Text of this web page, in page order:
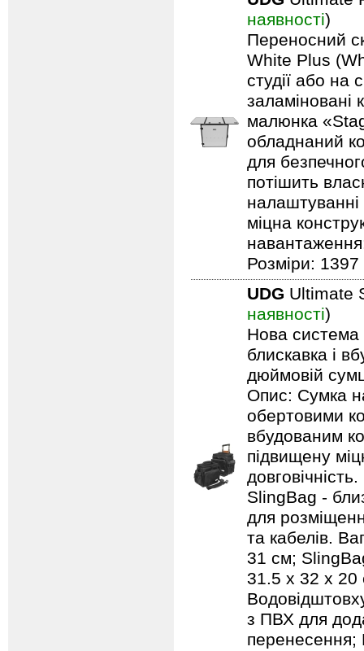
наявності)
Переносний
White Plus
студії або на
заламіновані
малюнка
обладнаний
для
потішить
міцна
Розміри:
UDG Ultimate
наявності)
Нова система
блискавка і
дюймовій
Опис: Сумка
обертовими
вбудованим
підвищену
SlingBag -
для
та кабелів.
31 см;
31.5 x 32 x 20
з ПВХ для
перенесення;